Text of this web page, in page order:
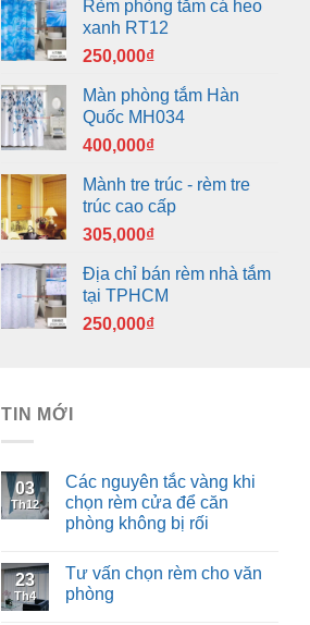
Rèm phòng tắm cá heo
xanh RT12
250,000₫
Màn phòng tắm Hàn
Quốc MH034
400,000₫
Mành tre trúc - rèm tre
trúc cao cấp
305,000₫
Địa chỉ bán rèm nhà tắm
tại TPHCM
250,000₫
TIN MỚI
03
Th12
Các nguyên tắc vàng khi
chọn rèm cửa để căn
phòng không bị rối
23
Th4
Tư vấn chọn rèm cho văn
phòng